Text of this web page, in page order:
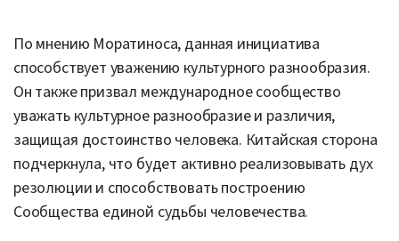
По мнению Моратиноса, данная инициатива
способствует уважению культурного разнообразия.
Он также призвал международное сообщество
уважать культурное разнообразие и различия,
защищая достоинство человека. Китайская сторона
подчеркнула, что будет активно реализовывать дух
резолюции и способствовать построению
Сообщества единой судьбы человечества.